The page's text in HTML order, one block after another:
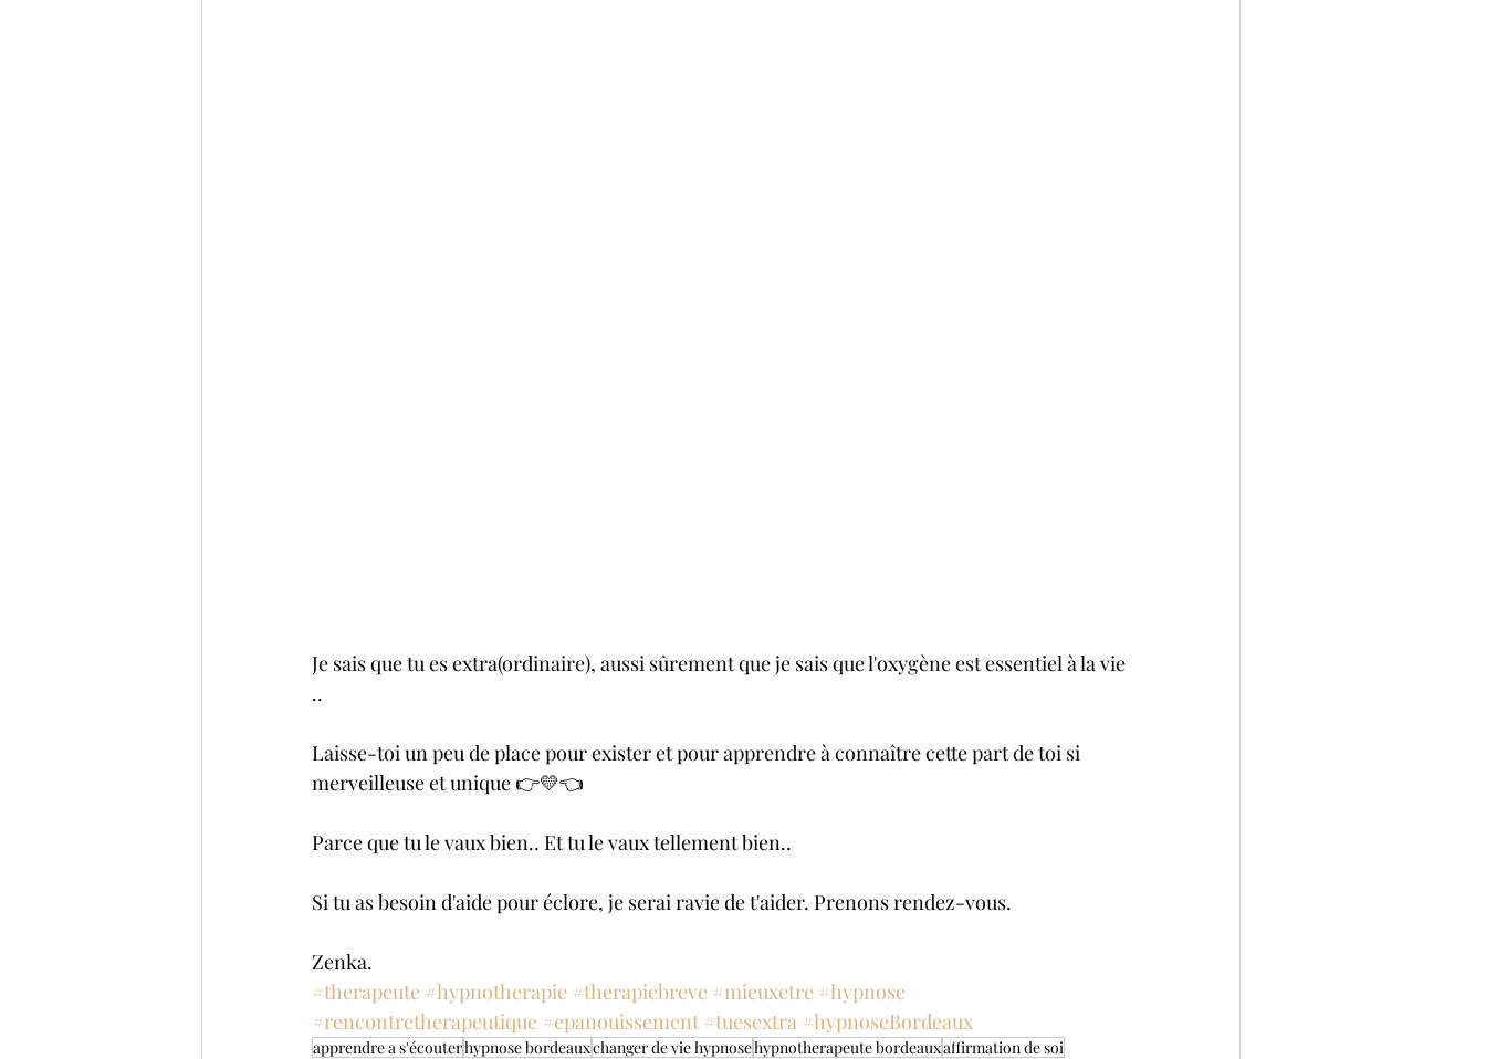
Je sais que tu es extra(ordinaire), aussi sûrement que je sais que l'oxygène est essentiel à la vie
..
Laisse-toi un peu de place pour exister et pour apprendre à connaître cette part de toi si
merveilleuse et unique 👉💛👈
Parce que tu le vaux bien.. Et tu le vaux tellement bien..
Si tu as besoin d'aide pour éclore, je serai ravie de t'aider. Prenons rendez-vous.
Zenka.
#therapeute #hypnotherapie #therapiebreve #mieuxetre #hypnose
#rencontretherapeutique #epanouissement #tuesextra #hypnoseBordeaux
apprendre a s'écouterhypnose bordeauxchanger de vie hypnosehypnotherapeute bordeauxaffirmation de soi